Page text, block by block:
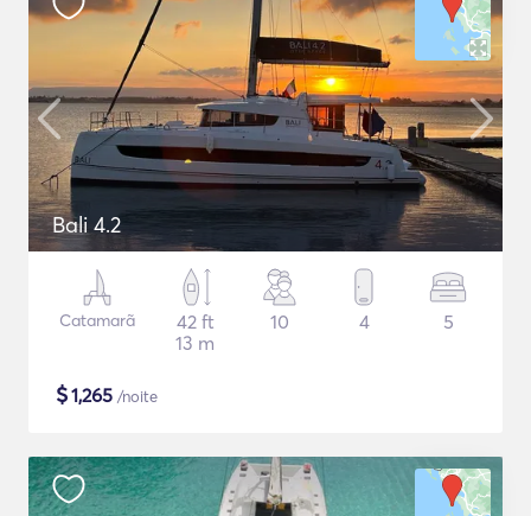
Bali 4.2
Catamarã
42 ft
13 m
10 4 5
$1,265 /noite